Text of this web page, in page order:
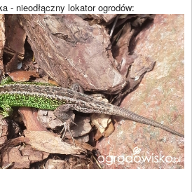
- nieodłączny lokator ogrodów: